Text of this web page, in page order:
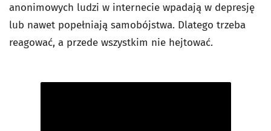
anonimowych ludzi w internecie wpadają w depresję
lub nawet popełniają samobójstwa. Dlatego trzeba
reagować, a przede wszystkim nie hejtować.